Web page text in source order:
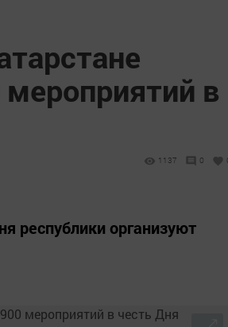
в
1137 0
республики организуют